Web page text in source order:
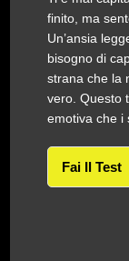
finito, ma
Un’ansia
bisogno di
strana che la
vero. Questo
emotiva che i
Fai Il Test